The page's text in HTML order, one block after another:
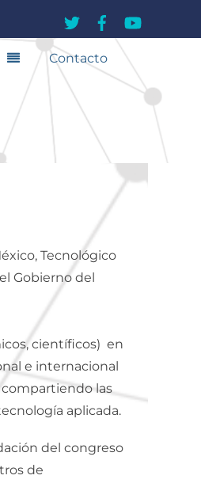
Contacto
Tecnológico
Gobierno del
científicos) en
e internacional
las
aplicada.
del congreso
de